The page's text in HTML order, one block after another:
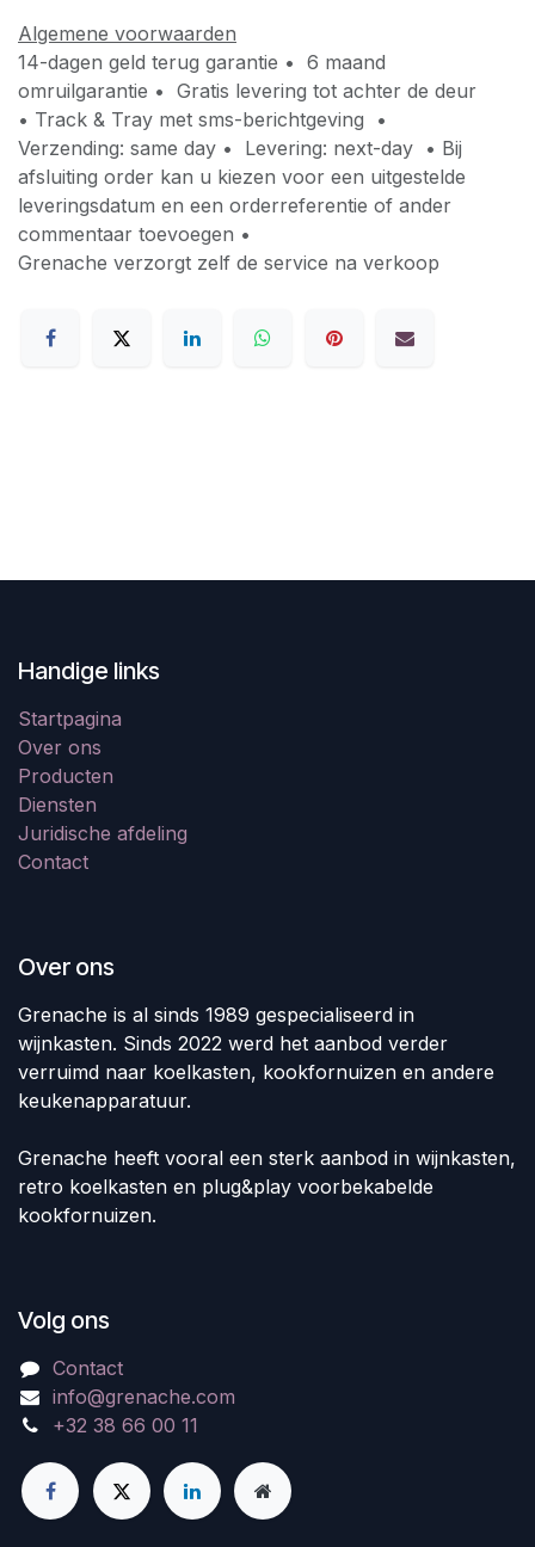
Algemene voorwaarden
14-dagen geld terug garantie • 6 maand
omruilgarantie • Gratis levering tot achter de deur
• Track & Tray met sms-berichtgeving •
Verzending: same day • Levering: next-day • Bij
afsluiting order kan u kiezen voor een uitgestelde
leveringsdatum en een orderreferentie of ander
commentaar toevoegen •
Grenache verzorgt zelf de service na verkoop
Handige links
Startpagina
Over ons
Producten
Diensten
Juridische afdeling
Contact
Over ons
Grenache is al sinds 1989 gespecialiseerd in
wijnkasten. Sinds 2022 werd het aanbod verder
verruimd naar koelkasten, kookfornuizen en andere
keukenapparatuur.
Grenache heeft vooral een sterk aanbod in wijnkasten,
retro koelkasten en plug&play voorbekabelde
kookfornuizen.
Volg ons
Contact
info@grenache.com
+32 38 66 00 11